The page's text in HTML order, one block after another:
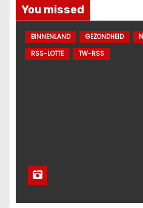
You missed
BINNENLAND GEZONDHEID
RSS-LOTTE
TW-RSS